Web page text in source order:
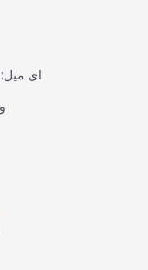
ای میل: